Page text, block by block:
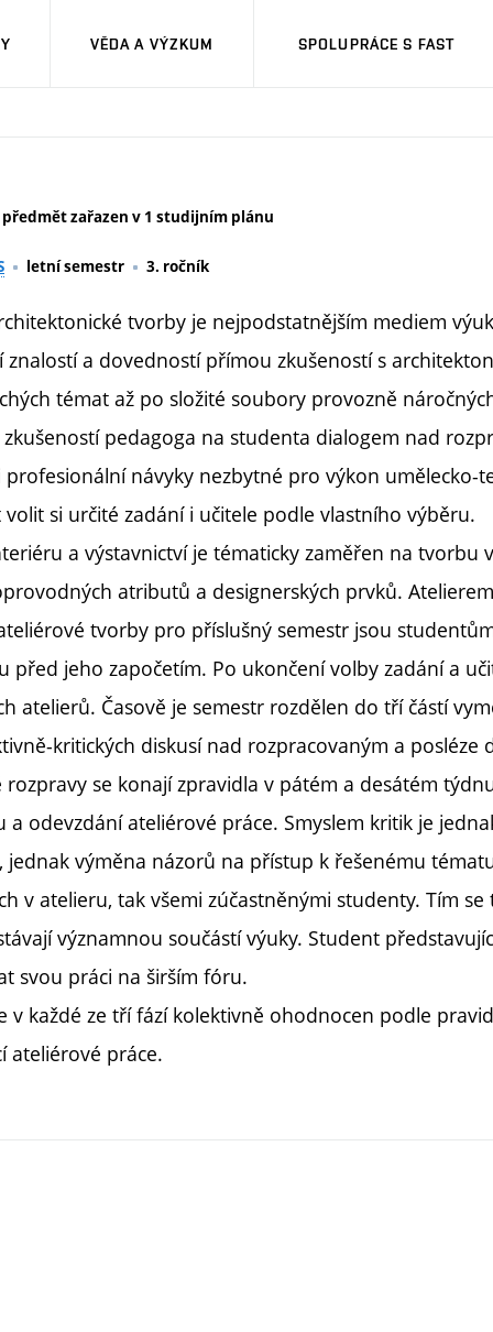
VĚDA A VÝZKUM SPOLUPRÁCE S FAST
předmět zařazen v 1 studijním plánu
letní semestr 3. ročník
tvorby je nejpodstatnějším mediem
znalostí a dovedností přímou zkušeností s
témat až po složité soubory provozně
pedagoga na studenta dialogem nad
profesionální návyky nezbytné pro výkon umělecko-
volit si určité zadání i učitele podle vlastního výběru.
a výstavnictví je tématicky zaměřen na
atributů a designerských prvků.
tvorby pro příslušný semestr jsou
před jeho započetím. Po ukončení volby zadání a
atelierů. Časově je semestr rozdělen do tří částí
kritických diskusí nad rozpracovaným a posléze
se konají zpravidla v pátém a desátém
a odevzdání ateliérové práce. Smyslem kritik je
jednak výměna názorů na přístup k řešenému
v atelieru, tak všemi zúčastněnými studenty. Tím
významnou součástí výuky. Student
svou práci na širším fóru.
v každé ze tří fází kolektivně ohodnocen podle
ateliérové práce.